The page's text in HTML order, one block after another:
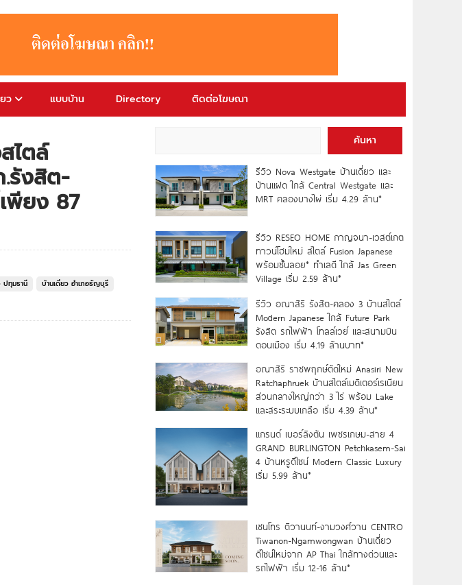
ว แบบบ้าน Directory ติดต่อโฆษณา
ไตล์
รังสิต-
พียง 87
ปทุมธานี
บ้านเดี่ยว อำเภอธัญบุรี
ค้นหา
รีวิว Nova Westgate บ้านเดี่ยว และ
บ้านแฝด ใกล้ Central Westgate และ
MRT คลองบางไผ่ เริ่ม 4.29 ล้าน*
รีวิว RESEO HOME กาญจนา-เวสต์เกต
ทาวน์โฮมใหม่ สไตล์ Fusion Japanese
พร้อมชั้นลอย* ทำเลดี ใกล้ Jas Green
Village เริ่ม 2.59 ล้าน*
รีวิว อณาสิริ รังสิต-คลอง 3 บ้านสไตล์
Modern Japanese ใกล้ Future Park
รังสิต รถไฟฟ้า โทลล์เวย์ และสนามบิน
ดอนเมือง เริ่ม 4.19 ล้านบาท*
อณาสิริ ราชพฤกษ์ตัดใหม่ Anasiri New
Ratchaphruek บ้านสไตล์เมดิเตอร์เรเนียน
ส่วนกลางใหญ่กว่า 3 ไร่ พร้อม Lake
และสระระบบเกลือ เริ่ม 4.39 ล้าน*
แกรนด์ เบอร์ลิงตัน เพชรเกษม-สาย 4
GRAND BURLINGTON Petchkasem-Sai
4 บ้านหรูดีไซน์ Modern Classic Luxury
เริ่ม 5.99 ล้าน*
เซนโทร ติวานนท์-งามวงศ์วาน CENTRO
Tiwanon-Ngamwongwan บ้านเดี่ยว
ดีไซน์ใหม่จาก AP Thai ใกล้ทางด่วนและ
รถไฟฟ้า เริ่ม 12-16 ล้าน*